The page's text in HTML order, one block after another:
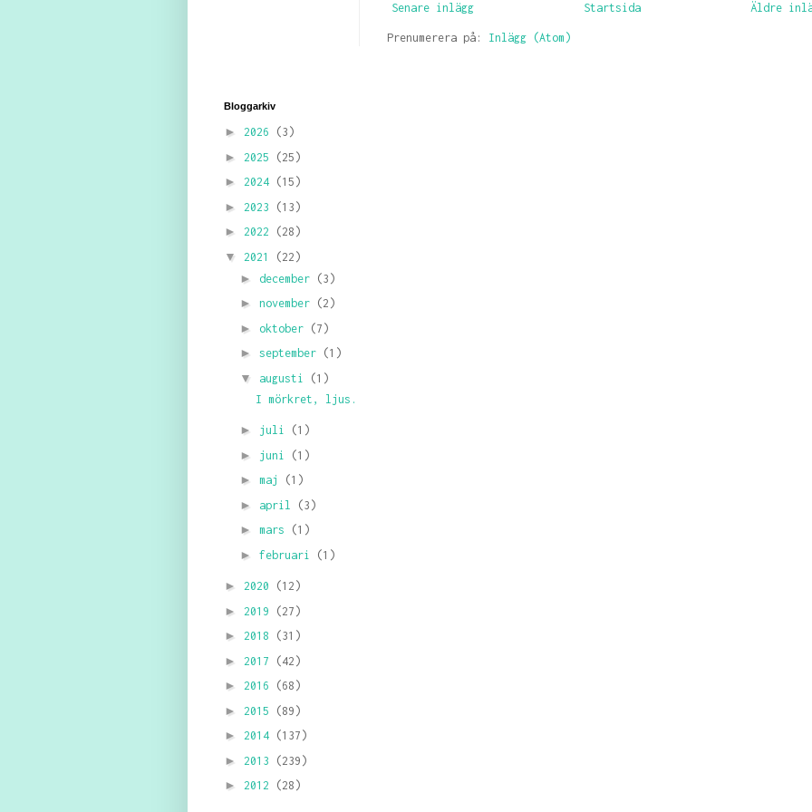
Senare inlägg Äldre
Startsida
Prenumerera på: Inlägg (Atom)
Bloggarkiv
► 2026 (3)
► 2025 (25)
► 2024 (15)
► 2023 (13)
► 2022 (28)
▼ 2021 (22)
► december (3)
► november (2)
► oktober (7)
► september (1)
▼ augusti
(1)
I mörkret, ljus.
► juli (1)
► juni (1)
► maj (1)
► april (3)
► mars (1)
► februari (1)
► 2020 (12)
► 2019 (27)
► 2018 (31)
► 2017 (42)
► 2016 (68)
► 2015 (89)
► 2014 (137)
► 2013 (239)
► 2012 (28)